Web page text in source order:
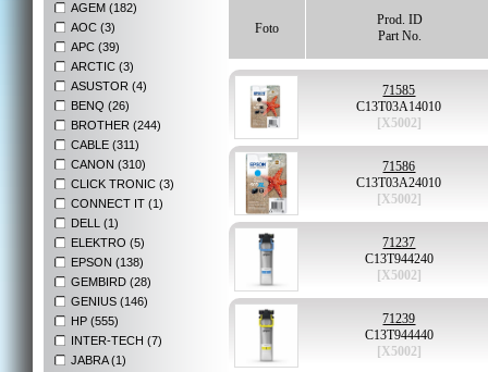
AGEM (182)
AOC (3)
APC (39)
ARCTIC (3)
ASUSTOR (4)
BENQ (26)
BROTHER (244)
CABLE (311)
CANON (310)
CLICK TRONIC (3)
CONNECT IT (1)
DELL (1)
ELEKTRO (5)
EPSON (138)
GEMBIRD (28)
GENIUS (146)
HP (555)
INTER-TECH (7)
JABRA (1)
Foto
Prod. ID
Part No.
71585
C13T03A14010
[X5002]
71586
C13T03A24010
[X5002]
71237
C13T944240
[X5002]
71239
C13T944440
[X5002]